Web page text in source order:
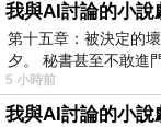
我與AI討論的小說
第十五章：被決定的
夕。 秘書甚至不敢進
5 小時前
我與AI討論的小說